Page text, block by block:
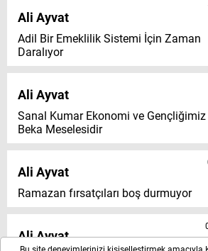
Ali Ayvat
Adil Bir Emeklilik Sistemi İçin Zaman
Daralıyor
Ali Ayvat
Sanal Kumar Ekonomi ve Gençliğimiz
Beka Meselesidir
Ali Ayvat
Ramazan fırsatçıları boş durmuyor
Ali Ayvat